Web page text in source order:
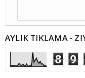
AYLIK TIKLAMA -
8 9